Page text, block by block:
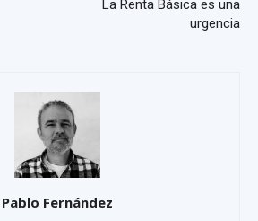
La Renta Básica es una
urgencia
Pablo Fernández